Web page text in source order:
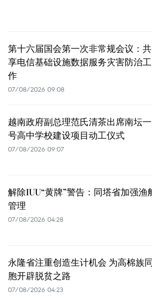
第十六届国会第一次非常规会议：共
享电信基础设施数据服务灾害防治工
作
07/08/2026 09:08
越南政府副总理范氏清茶出席南坛一
号高中学校建设项目动工仪式
07/08/2026 09:07
解除IUU“黄牌”警告：同塔省加强渔
管理
07/08/2026 04:28
永隆省注重创造生计机会 为高棉族同
胞开辟脱贫之路
07/08/2026 04:23